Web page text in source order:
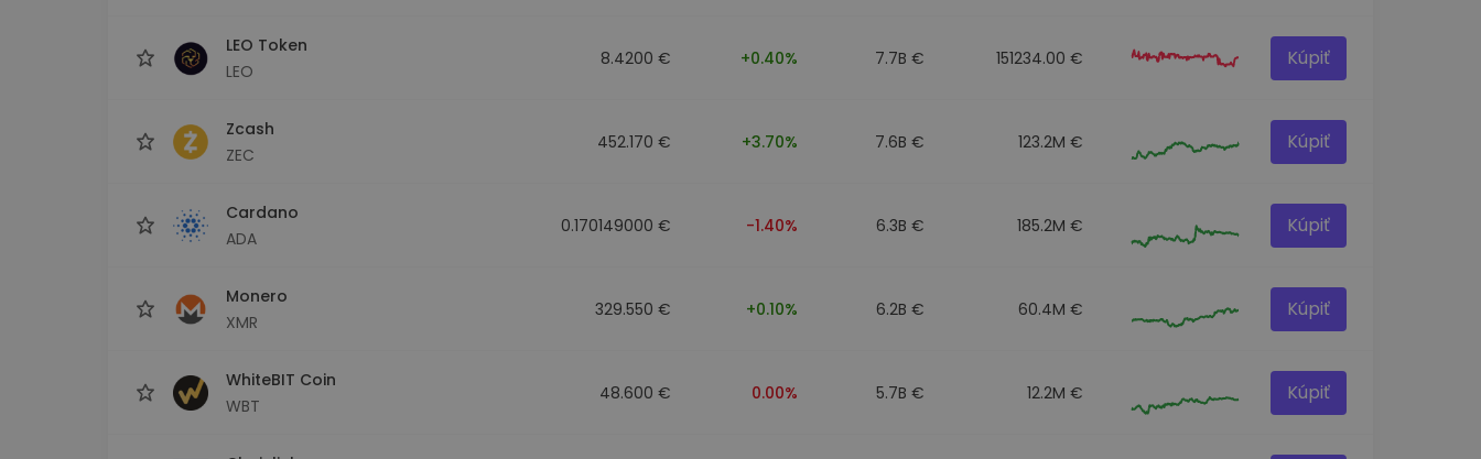
LEO Token
LEO
8.4200 € +0.40% 7.7B € 151234.00 € Kúpiť
Zcash
ZEC
452.170 € +3.70% 7.6B € 123.2M € Kúpiť
Cardano
ADA
0.170149000 € -1.40% 6.3B € 185.2M € Kúpiť
Monero
XMR
329.550 € +0.10% 6.2B € 60.4M € Kúpiť
WhiteBIT Coin
WBT
48.600 € 0.00% 5.7B € 12.2M € Kúpiť